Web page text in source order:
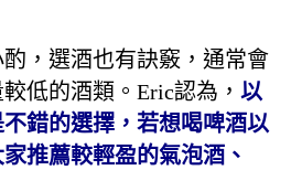
，選酒也有訣竅，通常會
低的酒類。Eric認為， 以
錯的選擇，若想喝啤酒以
推薦較輕盈的氣泡酒、